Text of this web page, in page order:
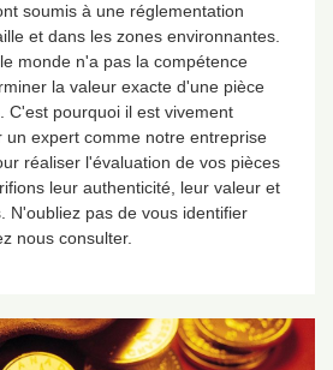
soumis à une réglementation
et dans les zones environnantes.
monde n'a pas la compétence
la valeur exacte d'une pièce
C'est pourquoi il est vivement
un expert comme notre entreprise
réaliser l'évaluation de vos pièces
leur authenticité, leur valeur et
N'oubliez pas de vous identifier
nous consulter.